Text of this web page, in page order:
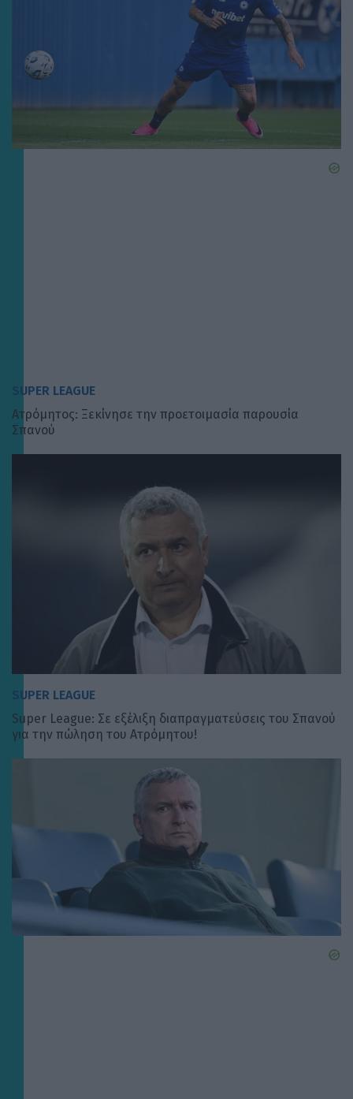
SUPER LEAGUE
Ατρόμητος: Ξεκίνησε την προετοιμασία παρουσία
Σπανού
SUPER LEAGUE
Super League: Σε εξέλιξη διαπραγματεύσεις του Σπανού
για την πώληση του Ατρόμητου!